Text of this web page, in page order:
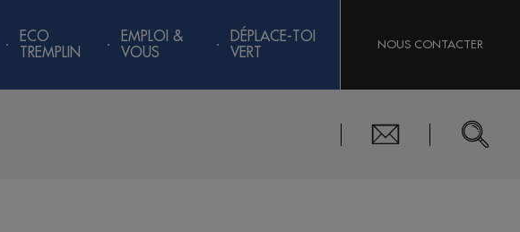
ECO
TREMPLIN
EMPLOI &
VOUS
DÉPLACE-TOI
VERT
NOUS CONTACTER